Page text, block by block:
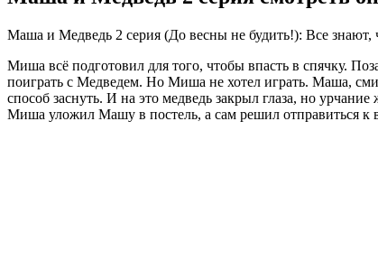
Маша и Медведь 2 серия (До весны не будить!): Все знают,
Миша всё подготовил для того, чтобы впасть в спячку.
поиграть с Медведем. Но Миша не хотел играть. Маша,
способ заснуть. И на это медведь закрыл глаза, но
Миша уложил Машу в постель, а сам решил отправиться к